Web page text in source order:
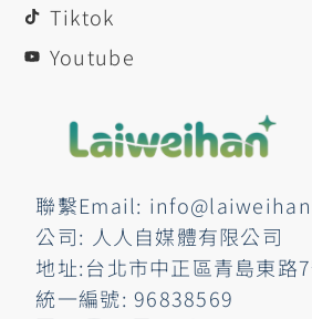
聯繫Email:
公司: 人人自媒體有限公司
地址:台北市中正區青島東路
統一編號: 96838569
Tiktok
Youtube